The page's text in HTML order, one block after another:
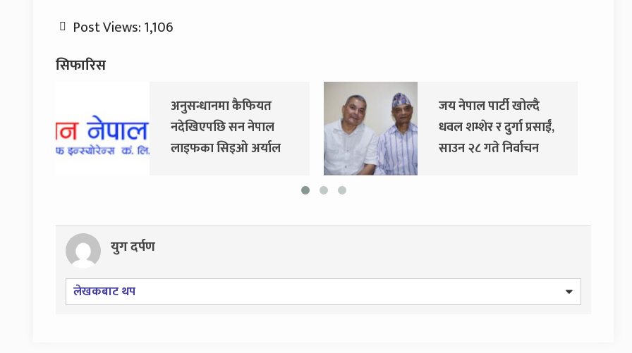
Post Views:1,106
सिफारिस
अनुसन्धानमा कैफियत
नदेखिएपछि सन नेपाल
लाइफका सिइओ अर्याल
जय नेपाल पार्टी खोल्दै
धवल शम्शेर र दुर्गा प्रसाईं,
साउन २८ गते निर्वाचन
आयोग जाने
युग दर्पण
लेखकबाट थप